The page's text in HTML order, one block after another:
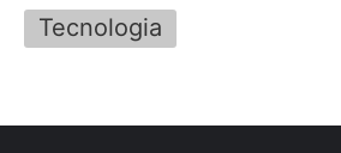
Tecnologia